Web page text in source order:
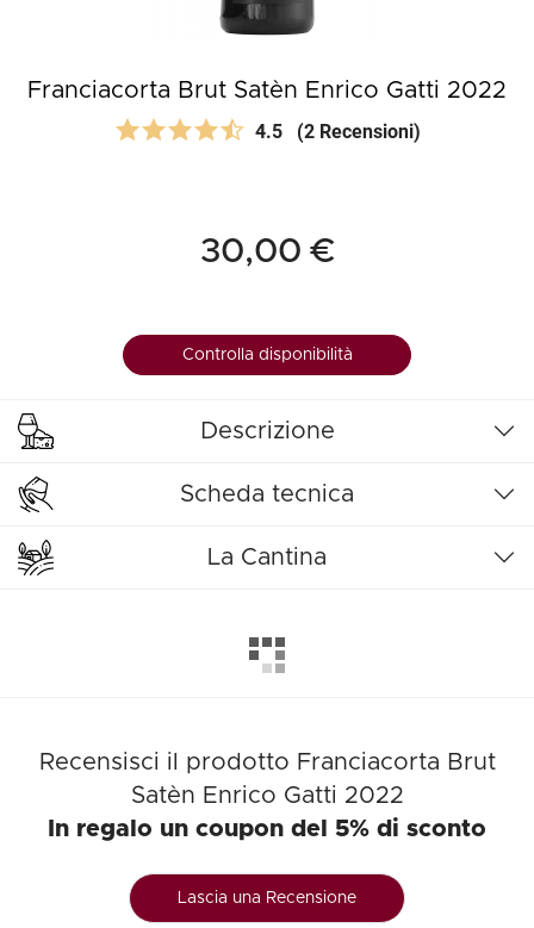
Franciacorta Brut Satèn Enrico Gatti 2022
4.5 (2 Recensioni)
30,00 €
Controlla disponibilità
Descrizione
Scheda tecnica
La Cantina
Recensisci il prodotto Franciacorta Brut
Satèn Enrico Gatti 2022
In regalo un coupon del 5% di sconto
Lascia una Recensione